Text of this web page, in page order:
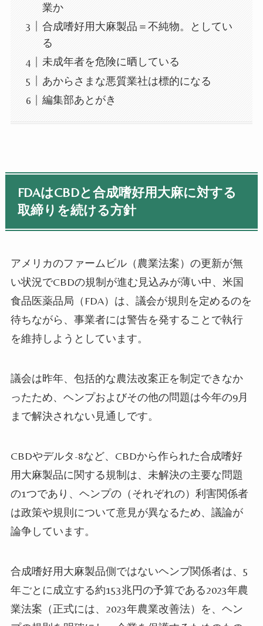
業か
合成嗜好用大麻製品＝不純物。としてい
る
未成年者を危険に晒している
あからさまな悪質業社は標的になる
編集部あとがき
FDAはCBDと合成嗜好用大麻に対する
取締りを続ける方針
アメリカのファームビル（農業法案）の更新が無
い状況でCBDの規制が進む見込みが薄い中、米国
食品医薬品局（ FDA）は、議会が規則を定めるのを
待ちながら、事業者には警告を発することで執行
を維持しようとしています。
議会は昨年、包括的な農法改案正を制定できなか
ったため、ヘンプおよびその他の問題は今年の9月
まで解決されない見通しです。
CBDやデルタ-8など、 CBDから作られた合成嗜好
用大麻製品に関する規制は、未解決の主要な問題
の1つであり、ヘンプの（それぞれの）利害関係者
は政策や規則について意見が異なるため、議論が
論争しています。
合成嗜好用大麻製品側ではないヘンプ関係者は、 5
年ごとに成立する約153兆円の予算である2023年農
業法案（正式には、 2023年農業改善法）を、ヘン